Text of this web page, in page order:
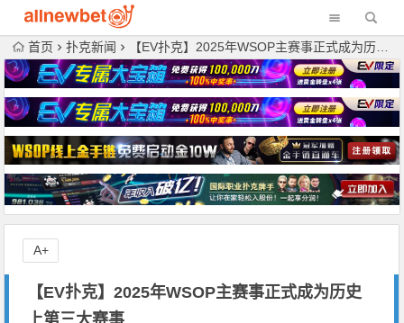
首页 扑克新闻 【EV扑克】2025年WSOP主赛事正式成为历史上第三大赛事
【EV扑克】2025年WSOP主赛事正式成为历史
上第三大赛事
A+